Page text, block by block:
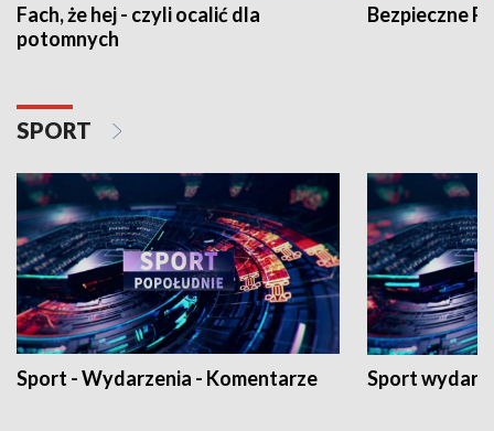
Fach, że hej - czyli ocalić dla
potomnych
Bezpieczne
SPORT
Sport - Wydarzenia - Komentarze Sport